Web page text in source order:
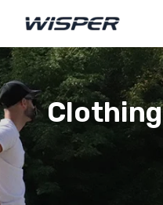
Clothing